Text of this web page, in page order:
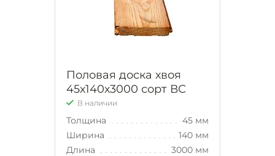
Половая доска хвоя
45х140х3000 сорт ВС
В наличии
Толщина
45 мм
Ширина
140 мм
Длина
3000 мм